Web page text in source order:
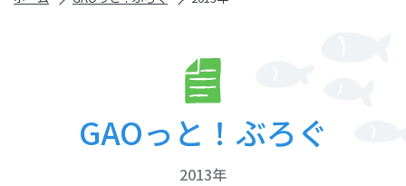
GAOっと！ぶろぐ
2013年